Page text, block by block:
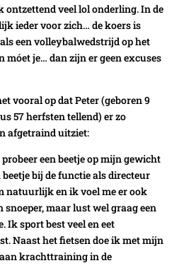
ontzettend veel lol onderling. In de
ieder voor zich… de koers is
een volleybalwedstrijd op het
móet je… dan zijn er geen excuses
vooral op dat Peter (geboren 9
57 herfsten tellend) er zo
afgetraind uitziet:
een beetje op mijn gewicht
bij de functie als directeur
natuurlijk en ik voel me er ook
snoeper, maar lust wel graag een
Ik sport best veel en eet
Naast het fietsen doe ik met mijn
krachttraining in de